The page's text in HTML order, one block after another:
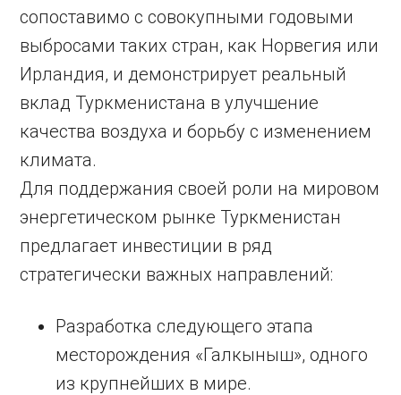
сопоставимо с совокупными годовыми
выбросами таких стран, как Норвегия или
Ирландия, и демонстрирует реальный
вклад Туркменистана в улучшение
качества воздуха и борьбу с изменением
климата.
Для поддержания своей роли на мировом
энергетическом рынке Туркменистан
предлагает инвестиции в ряд
стратегически важных направлений:
Разработка следующего этапа
месторождения «Галкыныш», одного
из крупнейших в мире.